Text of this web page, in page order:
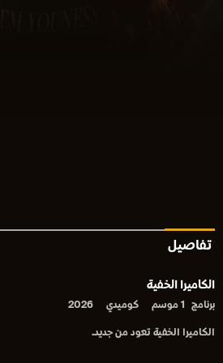
تفاصيل
الكاميرا الخفية
برنامج 1 موسم كوميدي 2026
الكاميرا الخفية تعود من جديد.